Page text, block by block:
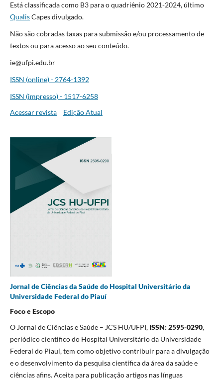
Está classificada como B3 para o quadriênio 2021-2024, último
QualisCapes divulgado.
Não são cobradas taxas para submissão e/ou processamento de
textos ou para acesso ao seu conteúdo.
ie@ufpi.edu.br
ISSN (online) - 2764-1392
ISSN (impresso) - 1517-6258
Acessar revista
Edição Atual
Jornal de Ciências da Saúde do Hospital Universitário da
Universidade Federal do Piauí
Foco e Escopo
O Jornal de Ciências e Saúde – JCS HU/UFPI, ISSN: 2595-0290,
periódico cientifico do Hospital Universitário da Universidade
Federal do Piauí, tem como objetivo contribuir para a divulgação
e o desenvolvimento da pesquisa científica da área da saúde e
ciências afins. Aceita para publicação artigos nas línguas